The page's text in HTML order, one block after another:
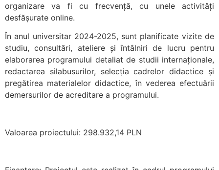
organizare va fi cu frecvență, cu unele activități
desfășurate online.
În anul universitar 2024-2025, sunt planificate vizite de
studiu, consultări, ateliere și întâlniri de lucru pentru
elaborarea programului detaliat de studii internaționale,
redactarea silabusurilor, selecția cadrelor didactice și
pregătirea materialelor didactice, în vederea efectuării
demersurilor de acreditare a programului.
Valoarea proiectului: 298.932,14 PLN